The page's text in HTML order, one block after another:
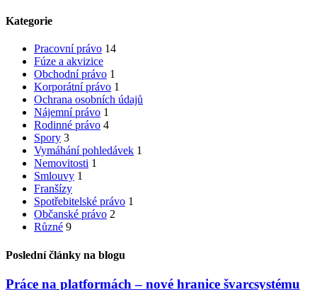
Kategorie
Pracovní právo 14
Fúze a akvizice
Obchodní právo 1
Korporátní právo 1
Ochrana osobních údajů
Nájemní právo 1
Rodinné právo 4
Spory 3
Vymáhání pohledávek 1
Nemovitosti 1
Smlouvy 1
Franšízy
Spotřebitelské právo 1
Občanské právo 2
Různé 9
Poslední články na blogu
Práce na platformách – nové hranice švarcsystému